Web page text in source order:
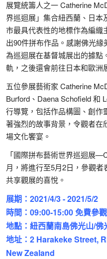
展覽統籌人之一 Catherine
界巡迴展」集合紐西蘭、日
市最具代表性的地標作為編
出90件拼布作品。感謝佛光
為巡迴展在基督城展出的據
軌，之後還會前往日本和歐洲
五位參展藝術家 Catherine
Burford、Daena Schofield 和
行導覽，包括作品構圖、創作
著強烈的故事背景，令觀者
場文化饗宴。
「國際拼布藝術世界巡迴展
月，將進行至5月2日，參觀
共享觀展的喜悅。
展期：2021/4/3 - 2021/5/2
時間：09:00-15:00 免費參觀
地點：紐西蘭南島佛光山/
地址：2 Harakeke Street,
New Zealand